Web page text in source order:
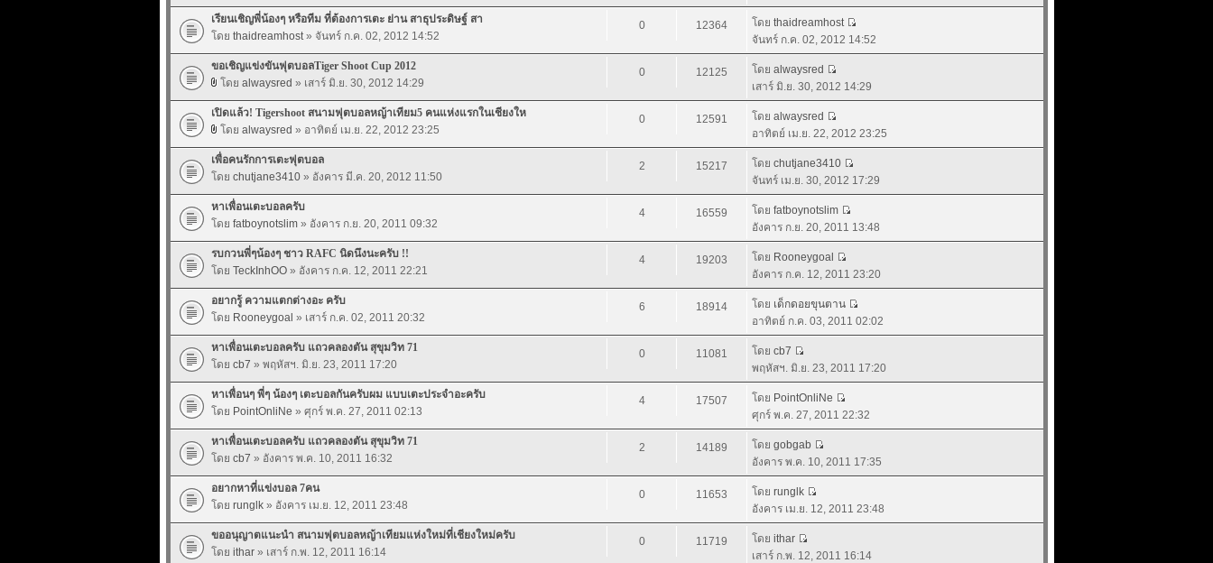
เรียนเชิญพี่น้องๆ หรือทีม ที่ต้องการเตะ ย่าน สาธุประดิษฐ์ สา
โดย thaidreamhost» จันทร์ ก.ค. 02, 2012 14:52
0 12364 โดย thaidreamhost
จันทร์ ก.ค. 02, 2012 14:52
ขอเชิญแข่งขันฟุตบอลTiger Shoot Cup 2012
โดย alwaysred » เสาร์ มิ.ย. 30, 2012 14:29
0 12125 โดย alwaysred
เสาร์ มิ.ย. 30, 2012 14:29
เปิดแล้ว! Tigershoot สนามฟุตบอลหญ้าเทียม5 คนแห่งแรกในเชียงให
โดย alwaysred » อาทิตย์ เม.ย. 22, 2012 23:25
0 12591 โดย alwaysred
อาทิตย์ เม.ย. 22, 2012 23:25
เพื่อคนรักการเตะฟุตบอล
โดย chutjane3410» อังคาร มี.ค. 20, 2012 11:50
2 15217 โดย chutjane3410
จันทร์ เม.ย. 30, 2012 17:29
หาเพื่อนเตะบอลครับ
โดย fatboynotslim» อังคาร ก.ย. 20, 2011 09:32
4 16559 โดย fatboynotslim
อังคาร ก.ย. 20, 2011 13:48
รบกวนพี่ๆน้องๆ ชาว RAFC นิดนึงนะครับ !!
โดย TeckInhOO» อังคาร ก.ค. 12, 2011 22:21
4 19203 โดย Rooneygoal
อังคาร ก.ค. 12, 2011 23:20
อยากรู้ ความแตกต่างอะ ครับ
โดย Rooneygoal » เสาร์ ก.ค. 02, 2011 20:32
6 18914 โดย เด็กดอยขุนตาน
อาทิตย์ ก.ค. 03, 2011 02:02
หาเพื่อนเตะบอลครับ แถวคลองตัน สุขุมวิท 71
โดย cb7 » พฤหัสฯ. มิ.ย. 23, 2011 17:20
0 11081 โดย cb7
พฤหัสฯ. มิ.ย. 23, 2011 17:20
หาเพื่อนๆ พี่ๆ น้องๆ เตะบอลกันครับผม แบบเตะประจำอะครับ
โดย PointOnliNe » ศุกร์ พ.ค. 27, 2011 02:13
4 17507 โดย PointOnliNe
ศุกร์ พ.ค. 27, 2011 22:32
หาเพื่อนเตะบอลครับ แถวคลองตัน สุขุมวิท 71
โดย cb7 » อังคาร พ.ค. 10, 2011 16:32
2 14189 โดย gobgab
อังคาร พ.ค. 10, 2011 17:35
อยากหาที่แข่งบอล 7คน
โดย runglk» อังคาร เม.ย. 12, 2011 23:48
0 11653 โดย runglk
อังคาร เม.ย. 12, 2011 23:48
ขออนุญาตแนะนำ สนามฟุตบอลหญ้าเทียมแห่งใหม่ที่เชียงใหม่ครับ
โดย ithar» เสาร์ ก.พ. 12, 2011 16:14
0 11719 โดย ithar
เสาร์ ก.พ. 12, 2011 16:14